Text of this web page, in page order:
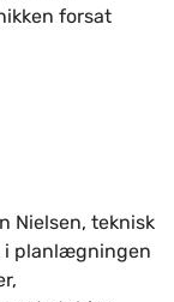
forsat
Nielsen, teknisk
i planlægningen